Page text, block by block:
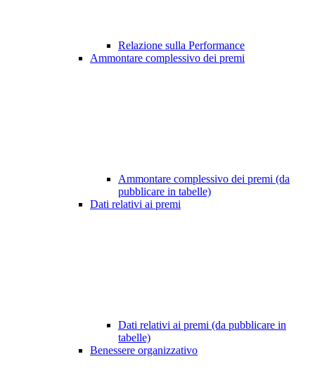
Relazione sulla Performance
Ammontare complessivo dei premi
Ammontare complessivo dei premi (da
pubblicare in tabelle)
Dati relativi ai premi
Dati relativi ai premi (da pubblicare in
tabelle)
Benessere organizzativo